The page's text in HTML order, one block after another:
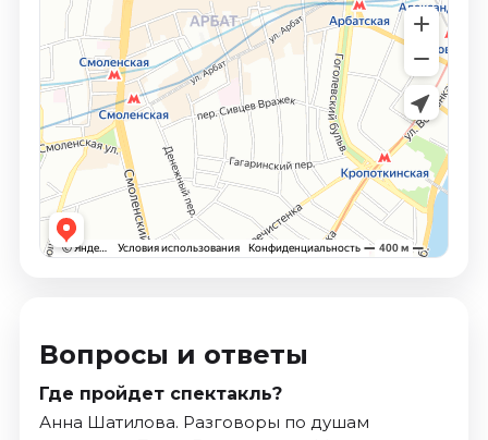
Вопросы и ответы
Где пройдет спектакль?
Анна Шатилова. Разговоры по душам